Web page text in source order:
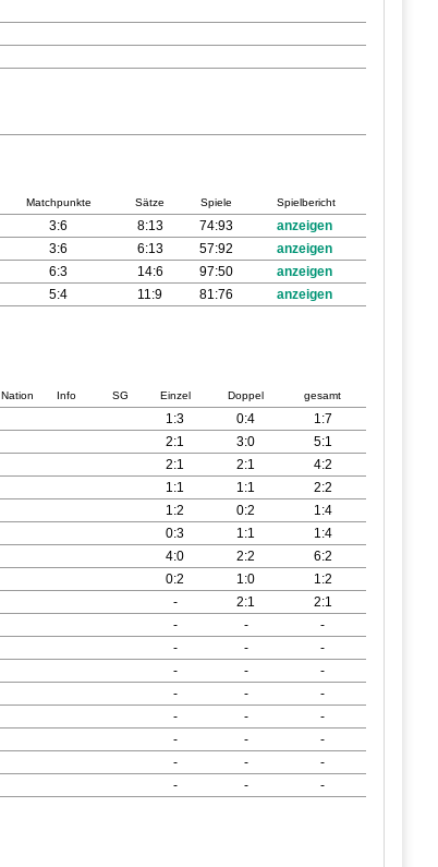
Matchpunkte Sätze Spiele Spielbericht
3:6 8:13 74:93
anzeigen
3:6 6:13 57:92
anzeigen
6:3 14:6 97:50
anzeigen
5:4 11:9 81:76 anzeigen
Nation Info SG Einzel Doppel gesamt
1:3 0:4
1:7
2:1 3:0
5:1
2:1 2:1
4:2
1:1 1:1
2:2
1:2 0:2
1:4
0:3 1:1
1:4
4:0 2:2
6:2
0:2 1:0
1:2
- 2:1
2:1
- -
-
- -
-
- -
-
- -
-
- -
-
- -
-
- -
-
- - -